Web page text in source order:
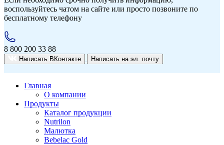
воспользуйтесь чатом на сайте или просто позвоните по
бесплатному телефону
8 800 200 33 88
Написать ВКонтакте Написать на эл. почту
Главная
О компании
Продукты
Каталог продукции
Nutrilon
Малютка
Bebelac Gold